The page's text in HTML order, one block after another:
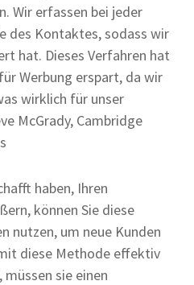
Wir erfassen bei jeder
des Kontaktes, sodass wir
hat. Dieses Verfahren hat
Werbung erspart, da wir
wirklich für unser
McGrady, Cambridge
haben, Ihren
können Sie diese
nutzen, um neue Kunden
diese Methode effektiv
sie einen